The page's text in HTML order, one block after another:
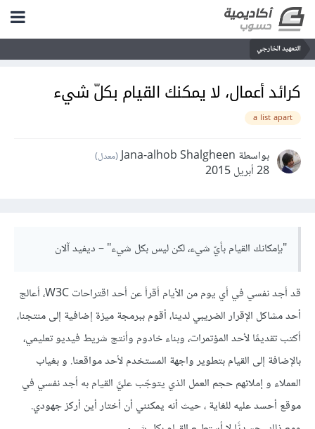
التعهيد الخارجي
كرائد أعمال، لا يمكنك القيام بكلّ شيء
a list apart
بواسطة Jana-alhob Shalgheen (معدل)
28 أبريل 2015
"بإمكانك القيام بأيّ شيء، لكن ليس بكل شيء" – ديفيد آلان
قد أجد نفسي في أي يوم من الأيام أقرأ عن أحد اقتراحات W3C، أعالج
أحد مشاكل الإقرار الضريبي لدينا، أقوم ببرمجة ميزة إضافية إلى منتجنا،
أكتب تقديمًا لأحد المؤتمرات، وبناء خادوم وأنتج شريط فيديو تعليمي،
بالإضافة إلى القيام بتطوير واجهة المستخدم لأحد مواقعنا. و بغياب
العملاء و إملائهم حجم العمل الذي يتوجّب عليَّ القيام به أجد نفسي في
موقع أحسد عليه للغاية ، حيث أنه يمكنني أن أختار أين أركز جهودي.